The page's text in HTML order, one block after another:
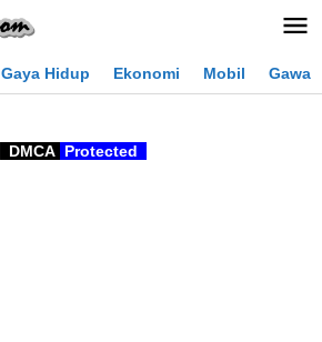
Gaya Hidup Ekonomi Mobil Gawai
DMCA Protected